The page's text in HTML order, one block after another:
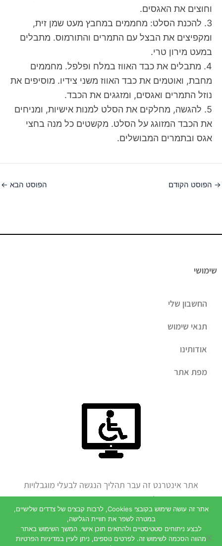
וחוצים את האגסים.
3. להכנת הסלט: מחממים במחבץ מעט שמן זית,
ומקפיצים את הבצל עם התמרים והתורמוס. מתבלים
במעט מירון טרי.
4. מתבלים את כבד האווז במלח ופלפל. מחממים
מחבת, ואוטמים את כבד האווז משני צידיו. מוסיפים את
נוזל התמרים ואגסים, ומזגגים את הכבד.
5. להגשה, מחלקים את הסלט למנות אישיות, ומניחים
את הכבד המזוגג על הסלט. מקשטים כל מנה בחצי
אגס ובתמרים המבושלים.
→ הפוסט הקודם הפוסט הבא ←
שימושי
החשבון שלי
תנאי שימוש
אודותינו
מפת אתר
אתר אינטרנט זה עבר תהליך הנגשה לבעלי מוגבלויות
חלב ודבש הנגשת אתרי איטרנט
לחצו להצהרת נגישותאתר זה עושה שימוש בקובצי Cookies, לרבות קבצים של צדדים שלישיים,
במטרה לשפר את חוויית הגלישה,
לבצע ניתוחים סטטיסטיים ולהתאים תוכן אישי. המשך השימוש באתר
מהווה הסכמה לשימוש זה. לפרטים נוספים, ניתן לעיין במדיניות הפרטיות